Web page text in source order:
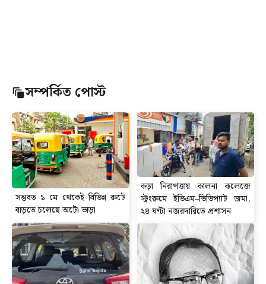
সম্পর্কিত পোস্ট
সম্ভবত ১ মে থেকেই বিভিন্ন রুটে
বাড়তে চলেছে অটো ভাড়া
কড়া নিরাপত্তায় কালনা কলেজে
স্ট্রংরুমে ইভিএম–ভিভিপ্যাট জমা,
২৪ ঘণ্টা নজরদারিতে প্রশাসন